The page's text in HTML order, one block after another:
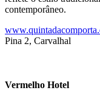
contemporâneo.
Pina 2, Carvalhal
Vermelho Hotel